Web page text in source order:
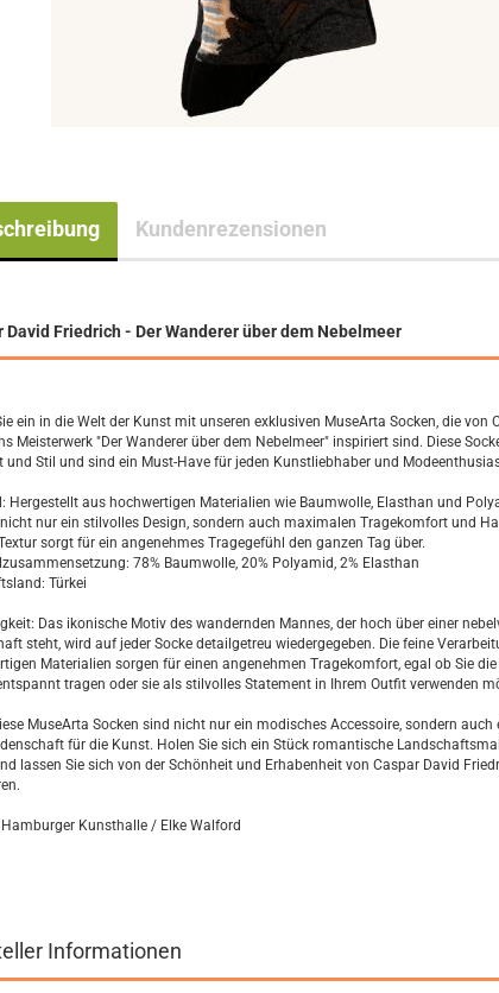
Kundenrezensionen
David Friedrich - Der Wanderer über dem Nebelmeer
ein in die Welt der Kunst mit unseren exklusiven MuseArta Socken, die von
Meisterwerk "Der Wanderer über dem Nebelmeer" inspiriert sind. Diese
und Stil und sind ein Must-Have für jeden Kunstliebhaber und
Hergestellt aus hochwertigen Materialien wie Baumwolle, Elasthan und
nur ein stilvolles Design, sondern auch maximalen Tragekomfort und
sorgt für ein angenehmes Tragegefühl den ganzen Tag über.
78% Baumwolle, 20% Polyamid, 2% Elasthan
Türkei
Das ikonische Motiv des wandernden Mannes, der hoch über einer
steht, wird auf jeder Socke detailgetreu wiedergegeben. Die feine
Materialien sorgen für einen angenehmen Tragekomfort, egal ob Sie die
tragen oder sie als stilvolles Statement in Ihrem Outfit verwenden
MuseArta Socken sind nicht nur ein modisches Accessoire, sondern auch
für die Kunst. Holen Sie sich ein Stück romantische
lassen Sie sich von der Schönheit und Erhabenheit von Caspar David
Kunsthalle / Elke Walford
Informationen